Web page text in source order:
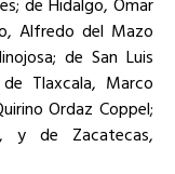
Alfredo del Mazo
de San Luis
Tlaxcala, Marco
Ordaz Coppel;
y de Zacatecas,